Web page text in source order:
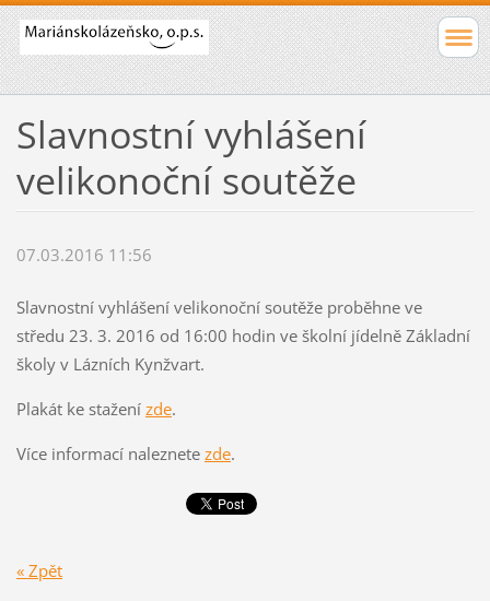
Slavnostní vyhlášení
velikonoční soutěže
07.03.2016 11:56
Slavnostní vyhlášení velikonoční soutěže proběhne ve
středu 23. 3. 2016 od 16:00 hodin ve školní jídelně Základní
školy v Lázních Kynžvart.
Plakát ke stažení zde.
Více informací naleznete zde.
« Zpět